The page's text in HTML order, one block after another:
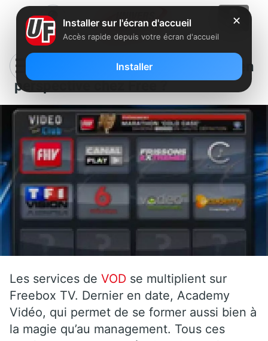
De nouvelles offres VOD en
perspective chez Free ?
Les services de VOD se multiplient sur
Freebox TV. Dernier en date, Academy
Vidéo, qui permet de se former aussi bien à
la magie qu’au management. Tous ces
✕
Installer sur l'écran d'accueil
Accès rapide depuis votre écran d'accueil
Installer